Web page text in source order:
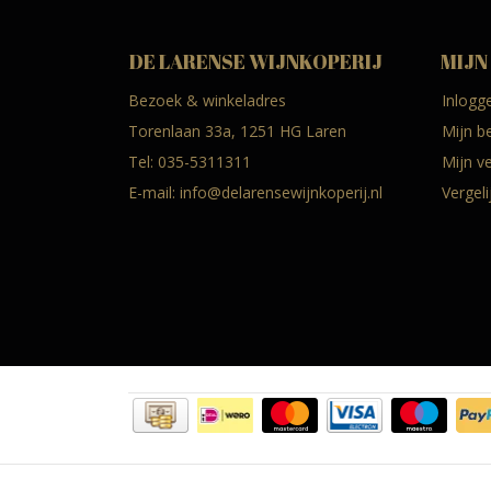
DE LARENSE WIJNKOPERIJ
Bezoek & winkeladres
Torenlaan 33a, 1251 HG Laren
Tel: 035-5311311
E-mail: info@delarensewijnkoperij.nl
MIJN
Mijn
Mijn